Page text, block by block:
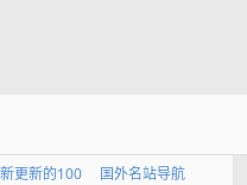
更新的100
国外名站导航